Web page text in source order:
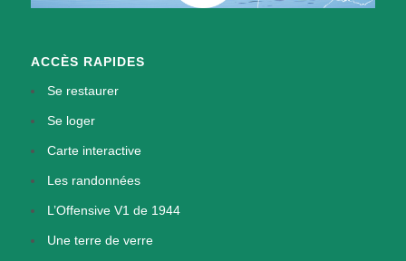
ACCÈS RAPIDES
Se restaurer
Se loger
Carte interactive
Les randonnées
L’Offensive V1 de 1944
Une terre de verre